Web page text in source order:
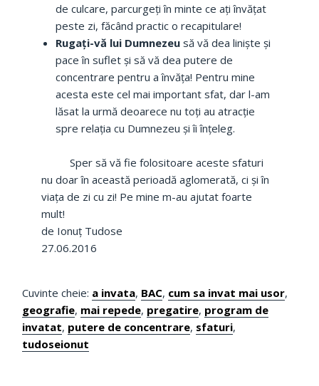
de culcare, parcurgeți în minte ce ați învățat
peste zi, făcând practic o recapitulare!
Rugați-vă lui Dumnezeu să vă dea liniște și
pace în suflet și să vă dea putere de
concentrare pentru a învăța! Pentru mine
acesta este cel mai important sfat, dar l-am
lăsat la urmă deoarece nu toți au atracție
spre relația cu Dumnezeu și îi înțeleg.
Sper să vă fie folositoare aceste sfaturi
nu doar în această perioadă aglomerată, ci și în
viața de zi cu zi! Pe mine m-au ajutat foarte
mult!
de Ionuț Tudose
27.06.2016
Cuvinte cheie: a invata, BAC, cum sa invat mai usor,
geografie, mai repede, pregatire, program de
invatat, putere de concentrare, sfaturi,
tudoseionut